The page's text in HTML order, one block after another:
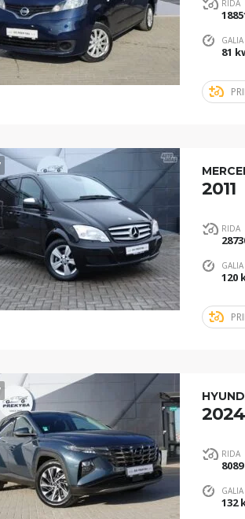
RIDA
GALIA
81
2011
RIDA
GALIA
120
2024
RIDA
GALIA
132